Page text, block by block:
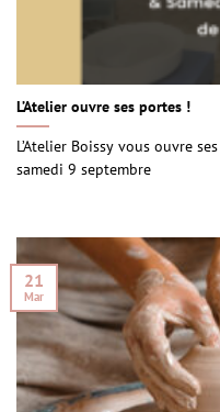
L’Atelier ouvre ses portes !
L’Atelier Boissy vous ouvre
samedi 9 septembre
21
Mar